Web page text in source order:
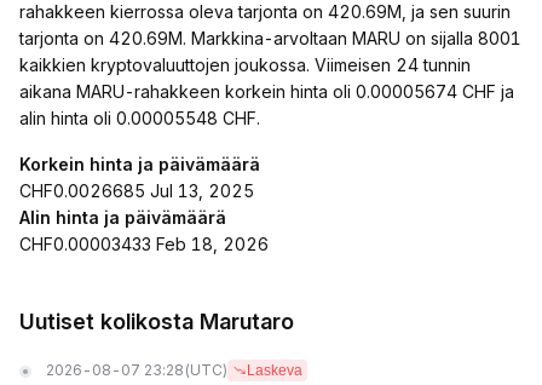
rahakkeen kierrossa oleva tarjonta on 420.69M, ja sen suurin
tarjonta on 420.69M. Markkina-arvoltaan MARU on sijalla 8001
kaikkien kryptovaluuttojen joukossa. Viimeisen 24 tunnin
aikana MARU-rahakkeen korkein hinta oli 0.00005674 CHF ja
alin hinta oli 0.00005548 CHF.
Korkein hinta ja päivämäärä
CHF0.0026685 Jul 13, 2025
Alin hinta ja päivämäärä
CHF0.00003433 Feb 18, 2026
Uutiset kolikosta Marutaro
2026-08-07 23:28 (UTC) Laskeva